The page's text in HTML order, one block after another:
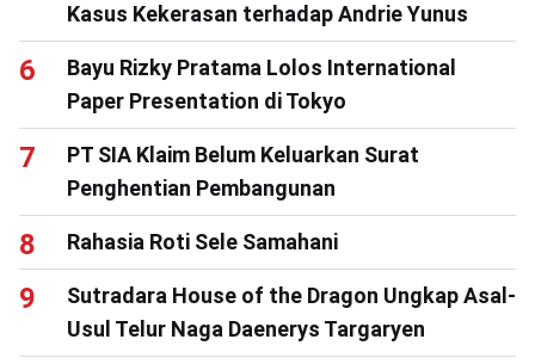
Kasus Kekerasan terhadap Andrie Yunus
Bayu Rizky Pratama Lolos International
Paper Presentation di Tokyo
PT SIA Klaim Belum Keluarkan Surat
Penghentian Pembangunan
Rahasia Roti Sele Samahani
Sutradara House of the Dragon Ungkap Asal-
Usul Telur Naga Daenerys Targaryen